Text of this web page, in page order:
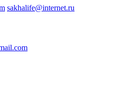
sakhalife@internet.ru